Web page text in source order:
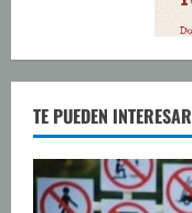
TE PUEDEN INTERESAR